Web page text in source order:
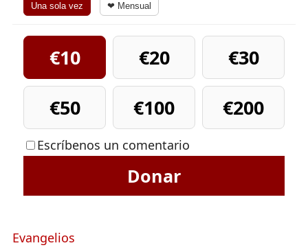
Una sola vez ❤ Mensual
€10 €20
€30
€50
€100 €200
Escríbenos un comentario
Donar
Evangelios